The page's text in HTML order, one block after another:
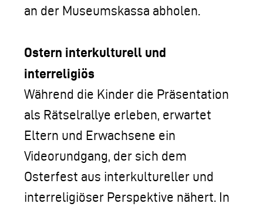
an der Museumskassa abholen.
Ostern interkulturell und
interreligiös
Während die Kinder die Präsentation
als Rätselrallye erleben, erwartet
Eltern und Erwachsene ein
Videorundgang, der sich dem
Osterfest aus interkultureller und
interreligiöser Perspektive nähert. In